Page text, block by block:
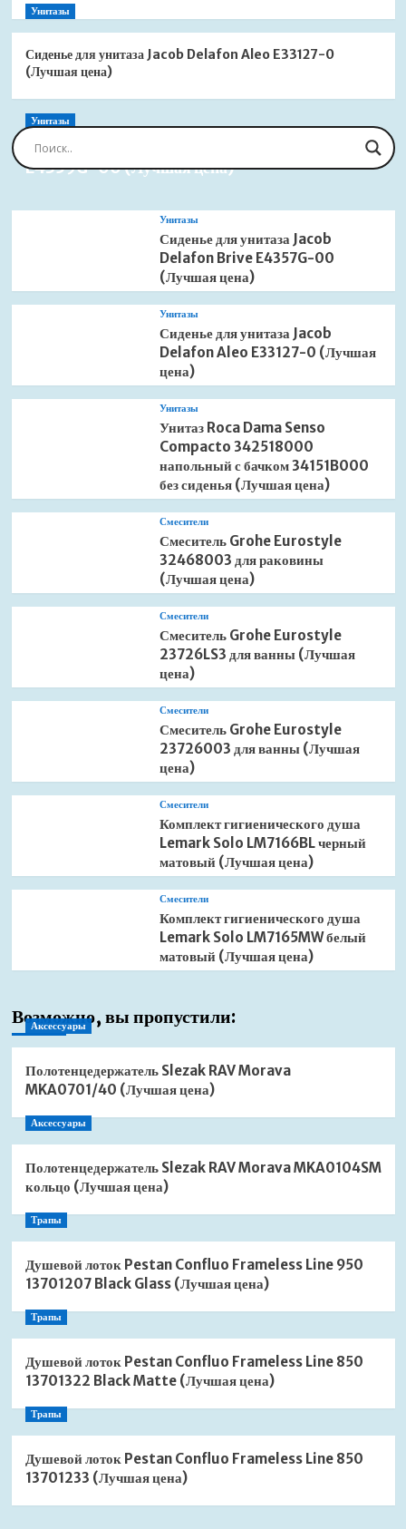
Унитазы
Сиденье для унитаза Jacob Delafon Aleo E33127-0
(Лучшая цена)
Унитазы
Сиденье для унитаза Jacob Delafon Brive
E4359G-00 (Лучшая цена)
Унитазы
Сиденье для унитаза Jacob
Delafon Brive E4357G-00
(Лучшая цена)
Унитазы
Сиденье для унитаза Jacob
Delafon Aleo E33127-0 (Лучшая
цена)
Унитазы
Унитаз Roca Dama Senso
Compacto 342518000
напольный с бачком 34151B000
без сиденья (Лучшая цена)
Смесители
Смеситель Grohe Eurostyle
32468003 для раковины
(Лучшая цена)
Смесители
Смеситель Grohe Eurostyle
23726LS3 для ванны (Лучшая
цена)
Смесители
Смеситель Grohe Eurostyle
23726003 для ванны (Лучшая
цена)
Смесители
Комплект гигиенического душа
Lemark Solo LM7166BL черный
матовый (Лучшая цена)
Смесители
Комплект гигиенического душа
Lemark Solo LM7165MW белый
матовый (Лучшая цена)
Возможно, вы пропустили:
Аксессуары
Полотенцедержатель Slezak RAV Morava
MKA0701/40 (Лучшая цена)
Аксессуары
Полотенцедержатель Slezak RAV Morava MKA0104SM
кольцо (Лучшая цена)
Трапы
Душевой лоток Pestan Confluo Frameless Line 950
13701207 Black Glass (Лучшая цена)
Трапы
Душевой лоток Pestan Confluo Frameless Line 850
13701322 Black Matte (Лучшая цена)
Трапы
Душевой лоток Pestan Confluo Frameless Line 850
13701233 (Лучшая цена)